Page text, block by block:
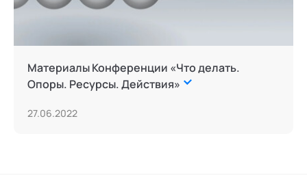
Материалы Конференции «Что делать.
Опоры. Ресурсы. Действия»
27.06.2022